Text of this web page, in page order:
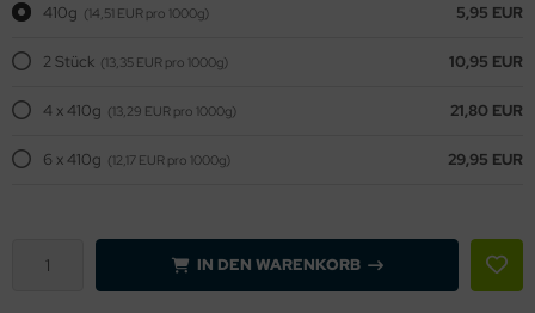
410g (14,51 EUR pro 1000g) 5,95 EUR
2 Stück (13,35 EUR pro 1000g) 10,95 EUR
4 x 410g (13,29 EUR pro 1000g) 21,80 EUR
6 x 410g (12,17 EUR pro 1000g) 29,95 EUR
IN DEN WARENKORB